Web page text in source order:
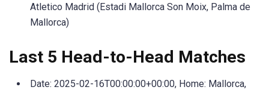
Atletico Madrid (Estadi Mallorca Son Moix, Palma de
Mallorca)
Last 5 Head-to-Head Matches
Date: 2025-02-16T00:00:00+00:00, Home: Mallorca,